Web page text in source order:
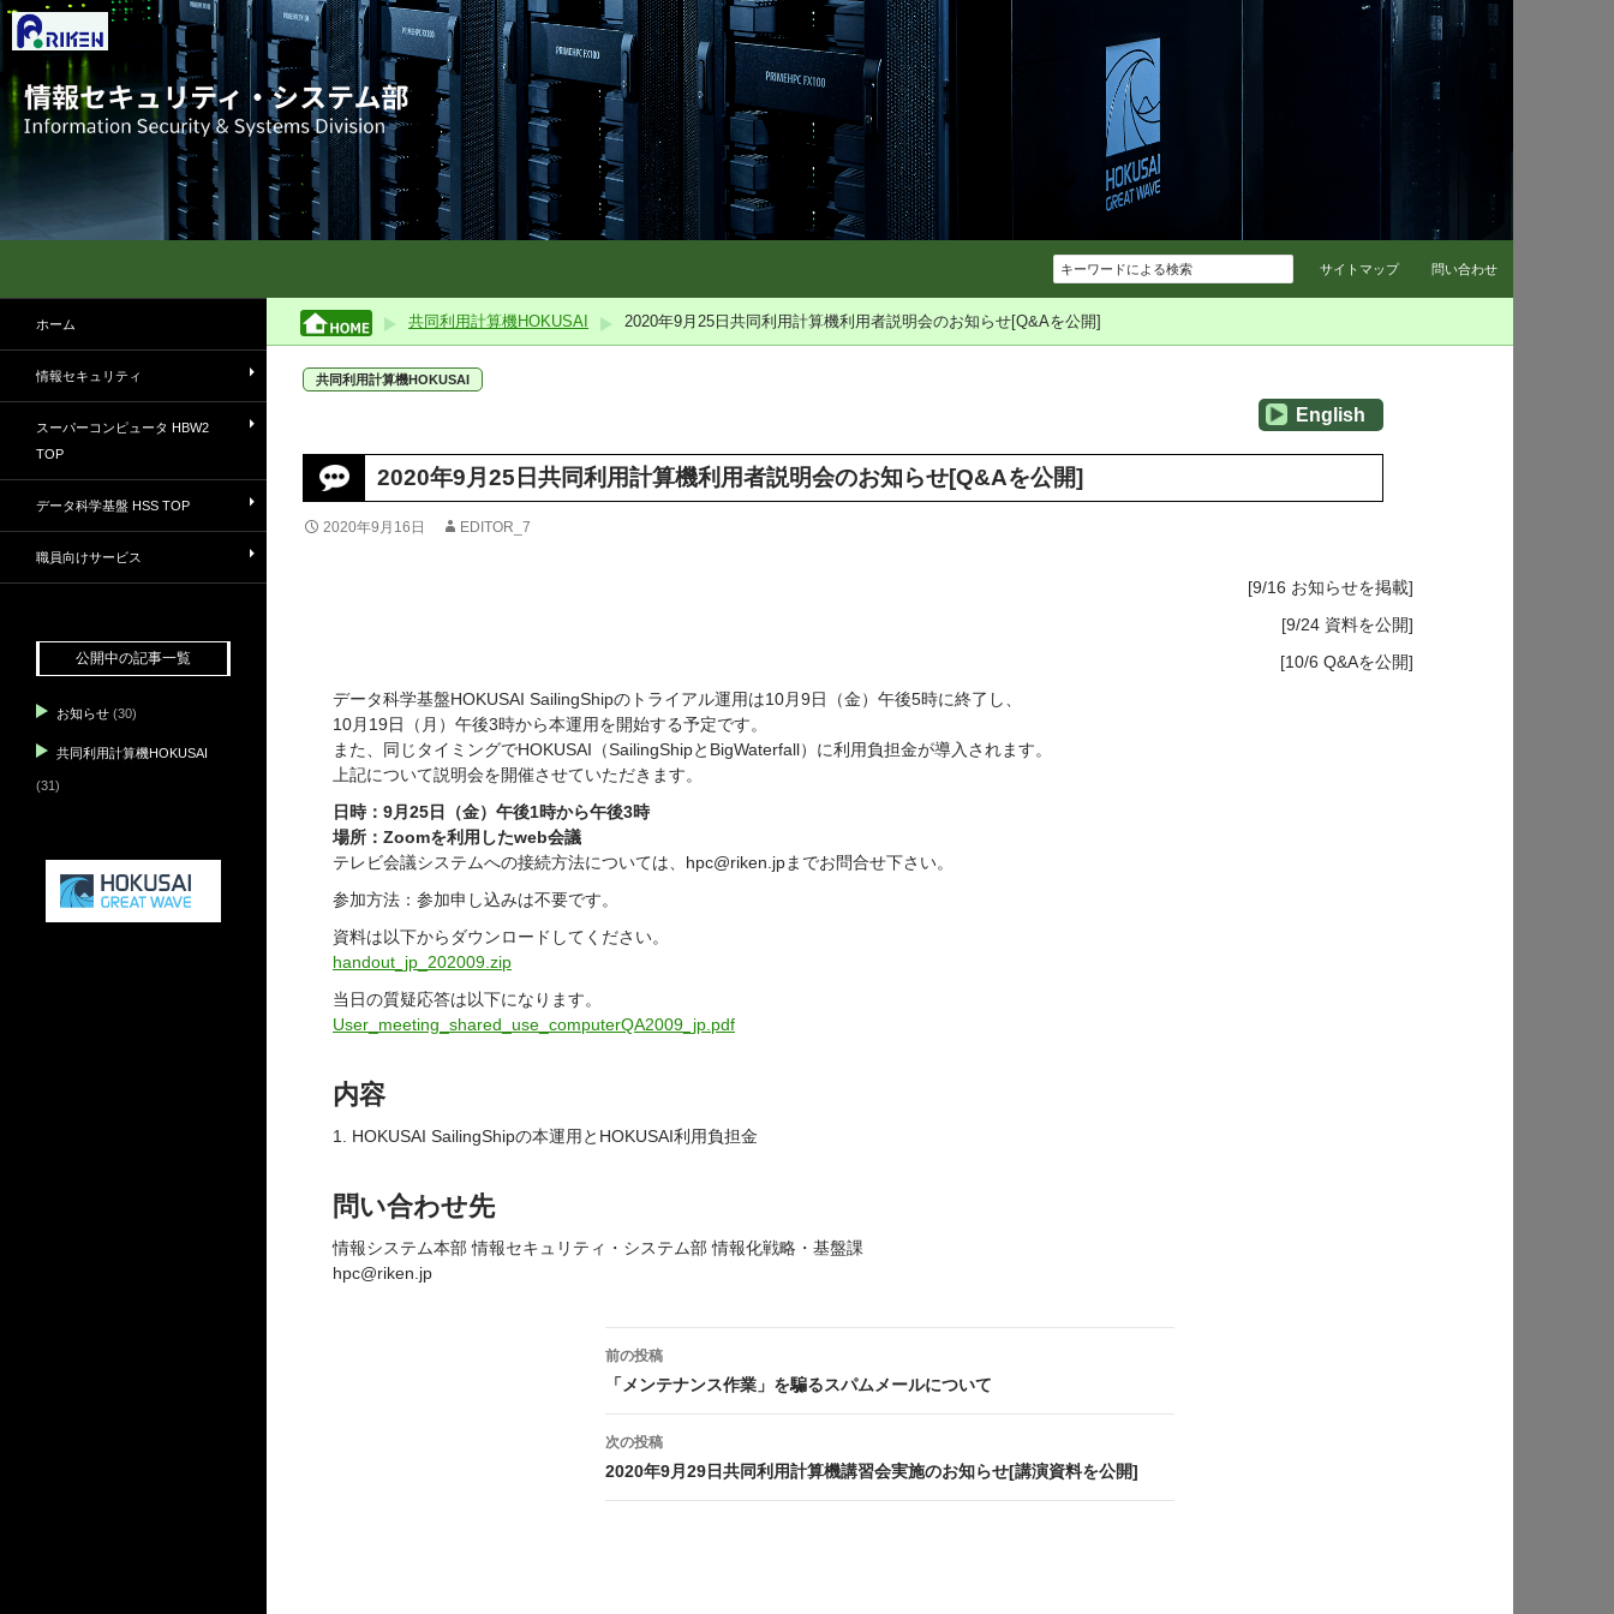
サイトマップ
問い合わせ
共同利用計算機HOKUSAI 2020年9月25日共同利用計算機利用者説明会のお知らせ[Q&Aを公開]
共同利用計算機HOKUSAI
English
2020年9月25日共同利用計算機利用者説明会のお知らせ[Q&Aを公開]
2020年9月16日 EDITOR_7
[9/16 お知らせを掲載]
[9/24 資料を公開]
[10/6 Q&Aを公開]
データ科学基盤HOKUSAI SailingShipのトライアル運用は10月9日（金）午後5時に終了し、
10月19日（月）午後3時から本運用を開始する予定です。
また、同じタイミングでHOKUSAI（SailingShipとBigWaterfall）に利用負担金が導入されます。
上記について説明会を開催させていただきます。
日時：9月25日（金）午後1時から午後3時
場所：Zoomを利用したweb会議
テレビ会議システムへの接続方法については、hpc@riken.jpまでお問合せ下さい。
参加方法：参加申し込みは不要です。
資料は以下からダウンロードしてください。
handout_jp_202009.zip
当日の質疑応答は以下になります。
User_meeting_shared_use_computerQA2009_jp.pdf
内容
1. HOKUSAI SailingShipの本運用とHOKUSAI利用負担金
問い合わせ先
情報システム本部 情報セキュリティ・システム部 情報化戦略・基盤課
hpc@riken.jp
投
稿
ナ
ビ
前の投稿
「メンテナンス作業」を騙るスパムメールについて
次の投稿
2020年9月29日共同利用計算機講習会実施のお知らせ[講演資料を公開]
けサービスの情報を所内外にご案内
します
ホーム
情報セキュリティ
スーパーコンピュータ HBW2
TOP
データ科学基盤 HSS TOP
職員向けサービス
公開中の記事一覧
お知らせ (30)
共同利用計算機HOKUSAI
(31)